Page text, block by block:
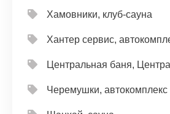
Хамовники, клуб-сауна
Хантер сервис,
Центральная баня,
Черемушки, автокомплекс